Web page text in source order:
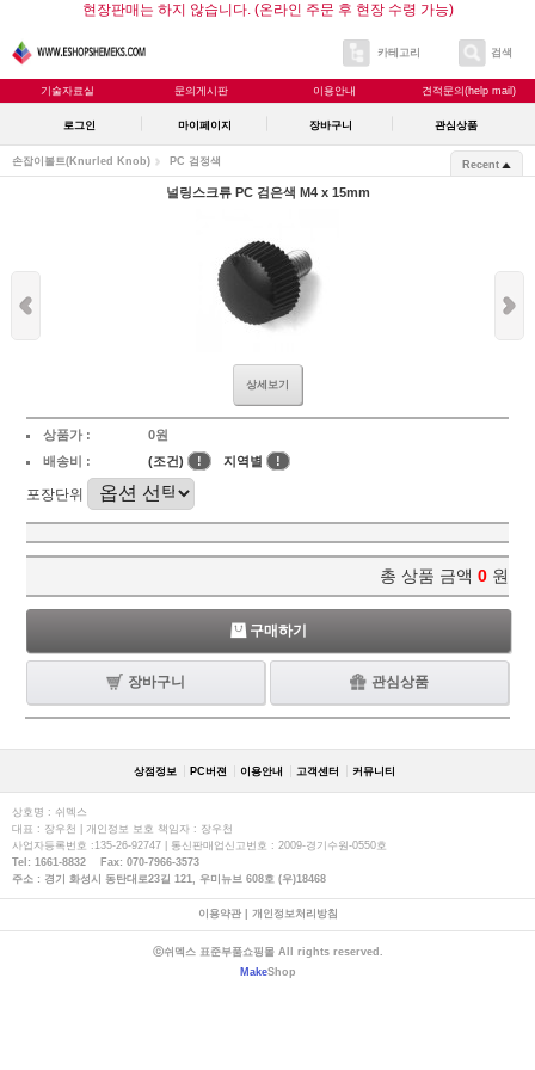
현장판매는 하지 않습니다. (온라인 주문 후 현장 수령 가능)
카테고리 검색
기술자료실 문의게시판 이용안내 견적문의(help mail)
로그인 마이페이지 장바구니 관심상품
손잡이볼트(Knurled Knob) PC 검정색 Recent
널링스크류 PC 검은색 M4 x 15mm
상세보기
상품가 :
0원
배송비 :
(조건) ! 지역별 !
포장단위
총 상품 금액 0 원
구매하기
장바구니 관심상품
상점정보 PC버젼 이용안내 고객센터 커뮤니티
상호명 : 쉬멕스
대표 : 장우천 | 개인정보 보호 책임자 : 장우천
사업자등록번호 :135-26-92747 | 통신판매업신고번호 : 2009-경기수원-0550호
Tel: 1661-8832 Fax: 070-7966-3573
주소 : 경기 화성시 동탄대로23길 121, 우미뉴브 608호 (우)18468
이용약관| 개인정보처리방침
ⓒ쉬멕스 표준부품쇼핑몰 All rights reserved.
MakeShop